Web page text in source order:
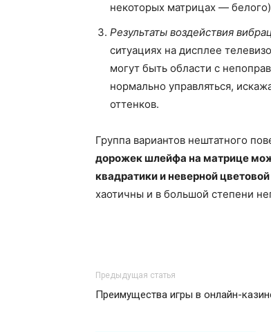
некоторых матрицах —
Результаты воздействия
ситуациях на дисплее
могут быть области с
нормально управляться,
оттенков.
Группа вариантов нештатного
дорожек шлейфа на матрице
квадратики и неверной
хаотичны и в большой степени
Предыдущая статья
Преимущества игры в онлайн-